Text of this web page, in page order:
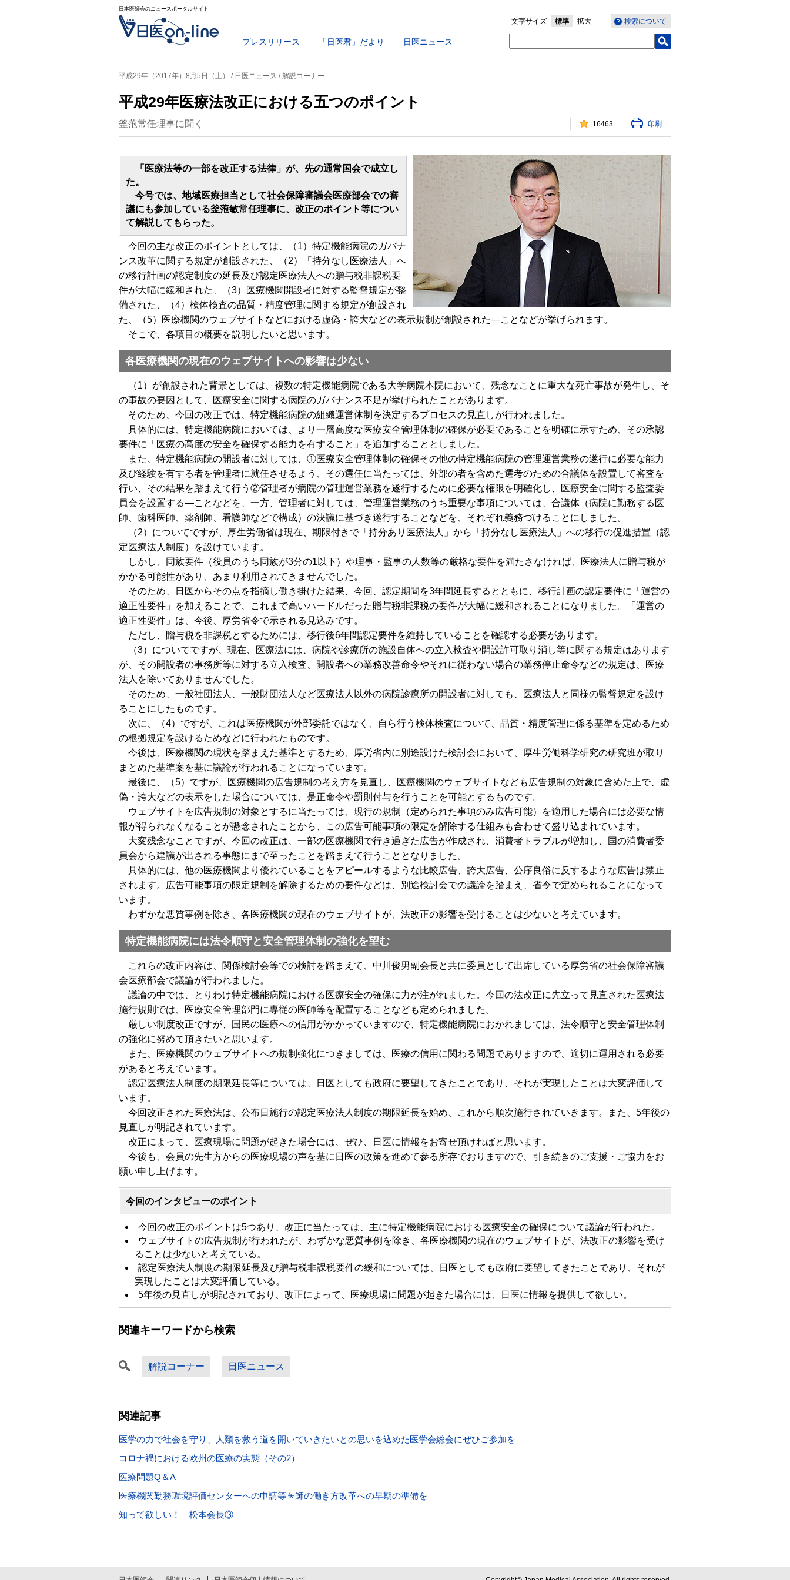
日本医師会のニュースポータルサイト
プレスリリース 「日医君」だより 日医ニュース
検索について
文字サイズ 標準 拡大
平成29年（2017年）8月5日（土） / 日医ニュース / 解説コーナー
平成29年医療法改正における五つのポイント
釜萢常任理事に聞く 16463 印刷
「医療法等の一部を改正する法律」が、先の通常国会で成立し
た。
今号では、地域医療担当として社会保障審議会医療部会での審
議にも参加している釜萢敏常任理事に、改正のポイント等につい
て解説してもらった。
今回の主な改正のポイントとしては、（1）特定機能病院のガバナ
ンス改革に関する規定が創設された、（2）「持分なし医療法人」へ
の移行計画の認定制度の延長及び認定医療法人への贈与税非課税要
件が大幅に緩和された、（3）医療機関開設者に対する監督規定が整
備された、（4）検体検査の品質・精度管理に関する規定が創設され
た、（5）医療機関のウェブサイトなどにおける虚偽・誇大などの表示規制が創設された―ことなどが挙げられます。
そこで、各項目の概要を説明したいと思います。
各医療機関の現在のウェブサイトへの影響は少ない
（1）が創設された背景としては、複数の特定機能病院である大学病院本院において、残念なことに重大な死亡事故が発生し、そ
の事故の要因として、医療安全に関する病院のガバナンス不足が挙げられたことがあります。
そのため、今回の改正では、特定機能病院の組織運営体制を決定するプロセスの見直しが行われました。
具体的には、特定機能病院においては、より一層高度な医療安全管理体制の確保が必要であることを明確に示すため、その承認
要件に「医療の高度の安全を確保する能力を有すること」を追加することとしました。
また、特定機能病院の開設者に対しては、①医療安全管理体制の確保その他の特定機能病院の管理運営業務の遂行に必要な能力
及び経験を有する者を管理者に就任させるよう、その選任に当たっては、外部の者を含めた選考のための合議体を設置して審査を
行い、その結果を踏まえて行う②管理者が病院の管理運営業務を遂行するために必要な権限を明確化し、医療安全に関する監査委
員会を設置する―ことなどを、一方、管理者に対しては、管理運営業務のうち重要な事項については、合議体（病院に勤務する医
師、歯科医師、薬剤師、看護師などで構成）の決議に基づき遂行することなどを、それぞれ義務づけることにしました。
（2）についてですが、厚生労働省は現在、期限付きで「持分あり医療法人」から「持分なし医療法人」への移行の促進措置（認
定医療法人制度）を設けています。
しかし、同族要件（役員のうち同族が3分の1以下）や理事・監事の人数等の厳格な要件を満たさなければ、医療法人に贈与税が
かかる可能性があり、あまり利用されてきませんでした。
そのため、日医からその点を指摘し働き掛けた結果、今回、認定期間を3年間延長するとともに、移行計画の認定要件に「運営の
適正性要件」を加えることで、これまで高いハードルだった贈与税非課税の要件が大幅に緩和されることになりました。「運営の
適正性要件」は、今後、厚労省令で示される見込みです。
ただし、贈与税を非課税とするためには、移行後6年間認定要件を維持していることを確認する必要があります。
（3）についてですが、現在、医療法には、病院や診療所の施設自体への立入検査や開設許可取り消し等に関する規定はあります
が、その開設者の事務所等に対する立入検査、開設者への業務改善命令やそれに従わない場合の業務停止命令などの規定は、医療
法人を除いてありませんでした。
そのため、一般社団法人、一般財団法人など医療法人以外の病院診療所の開設者に対しても、医療法人と同様の監督規定を設け
ることにしたものです。
次に、（4）ですが、これは医療機関が外部委託ではなく、自ら行う検体検査について、品質・精度管理に係る基準を定めるため
の根拠規定を設けるためなどに行われたものです。
今後は、医療機関の現状を踏まえた基準とするため、厚労省内に別途設けた検討会において、厚生労働科学研究の研究班が取り
まとめた基準案を基に議論が行われることになっています。
最後に、（5）ですが、医療機関の広告規制の考え方を見直し、医療機関のウェブサイトなども広告規制の対象に含めた上で、虚
偽・誇大などの表示をした場合については、是正命令や罰則付与を行うことを可能とするものです。
ウェブサイトを広告規制の対象とするに当たっては、現行の規制（定められた事項のみ広告可能）を適用した場合には必要な情
報が得られなくなることが懸念されたことから、この広告可能事項の限定を解除する仕組みも合わせて盛り込まれています。
大変残念なことですが、今回の改正は、一部の医療機関で行き過ぎた広告が作成され、消費者トラブルが増加し、国の消費者委
員会から建議が出される事態にまで至ったことを踏まえて行うこととなりました。
具体的には、他の医療機関より優れていることをアピールするような比較広告、誇大広告、公序良俗に反するような広告は禁止
されます。広告可能事項の限定規制を解除するための要件などは、別途検討会での議論を踏まえ、省令で定められることになって
います。
わずかな悪質事例を除き、各医療機関の現在のウェブサイトが、法改正の影響を受けることは少ないと考えています。
特定機能病院には法令順守と安全管理体制の強化を望む
これらの改正内容は、関係検討会等での検討を踏まえて、中川俊男副会長と共に委員として出席している厚労省の社会保障審議
会医療部会で議論が行われました。
議論の中では、とりわけ特定機能病院における医療安全の確保に力が注がれました。今回の法改正に先立って見直された医療法
施行規則では、医療安全管理部門に専従の医師等を配置することなども定められました。
厳しい制度改正ですが、国民の医療への信用がかかっていますので、特定機能病院におかれましては、法令順守と安全管理体制
の強化に努めて頂きたいと思います。
また、医療機関のウェブサイトへの規制強化につきましては、医療の信用に関わる問題でありますので、適切に運用される必要
があると考えています。
認定医療法人制度の期限延長等については、日医としても政府に要望してきたことであり、それが実現したことは大変評価して
います。
今回改正された医療法は、公布日施行の認定医療法人制度の期限延長を始め、これから順次施行されていきます。また、5年後の
見直しが明記されています。
改正によって、医療現場に問題が起きた場合には、ぜひ、日医に情報をお寄せ頂ければと思います。
今後も、会員の先生方からの医療現場の声を基に日医の政策を進めて参る所存でおりますので、引き続きのご支援・ご協力をお
願い申し上げます。
今回のインタビューのポイント
今回の改正のポイントは5つあり、改正に当たっては、主に特定機能病院における医療安全の確保について議論が行われた。
ウェブサイトの広告規制が行われたが、わずかな悪質事例を除き、各医療機関の現在のウェブサイトが、法改正の影響を受け
ることは少ないと考えている。
認定医療法人制度の期限延長及び贈与税非課税要件の緩和については、日医としても政府に要望してきたことであり、それが
実現したことは大変評価している。
5年後の見直しが明記されており、改正によって、医療現場に問題が起きた場合には、日医に情報を提供して欲しい。
関連キーワードから検索
解説コーナー 日医ニュース
関連記事
医学の力で社会を守り、人類を救う道を開いていきたいとの思いを込めた医学会総会にぜひご参加を
コロナ禍における欧州の医療の実態（その2）
医療問題Q＆A
医療機関勤務環境評価センターへの申請等医師の働き方改革への早期の準備を
知って欲しい！ 松本会長③